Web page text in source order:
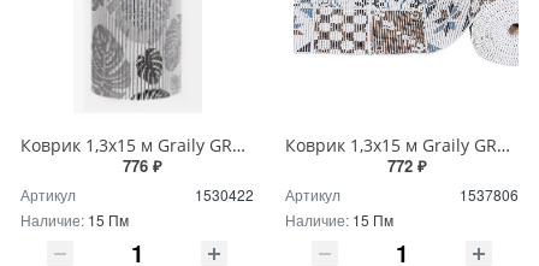
Коврик 1,3х15 м Graily GR1301A-130
776 ₽
Артикул
1530422
Наличие: 15 Пм
Коврик 1,3х15 м Graily GR1356A-130
772 ₽
Артикул
1537806
Наличие: 15 Пм